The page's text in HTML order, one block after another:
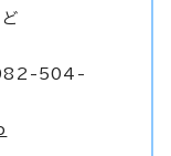
082-504-